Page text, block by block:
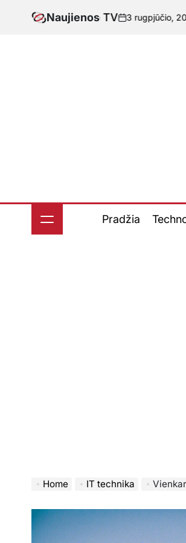
Naujienos
Google TV-
3 rugpjūčio, 2026
Pradžia
Home IT technika